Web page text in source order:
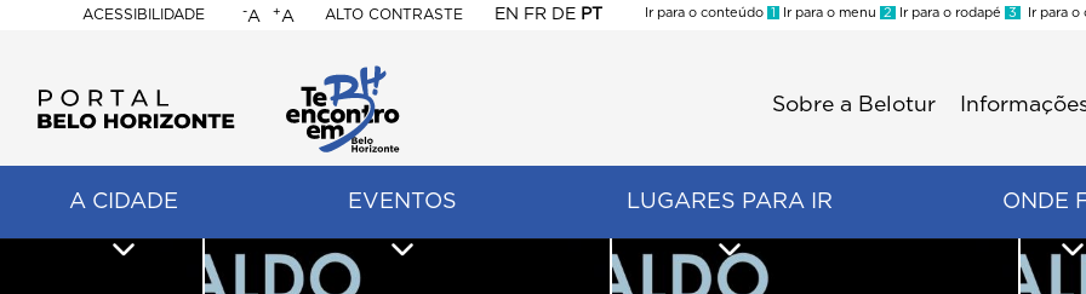
ACESSIBILIDADE
BELO
HORIZONTE
-A +A ALTO CONTRASTE EN FR DE PT
Ir para o conteúdo 1 Ir para o menu 2 Ir para o rodapé 3 Ir para o
Sobre a Belotur
A CIDADE EVENTOS LUGARES PARA IR ONDE